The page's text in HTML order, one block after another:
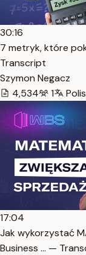
30:16
7 metryk, które
Transcript
Szymon Negacz
4,534
1
17:04
Jak wykorzystać
Business … —